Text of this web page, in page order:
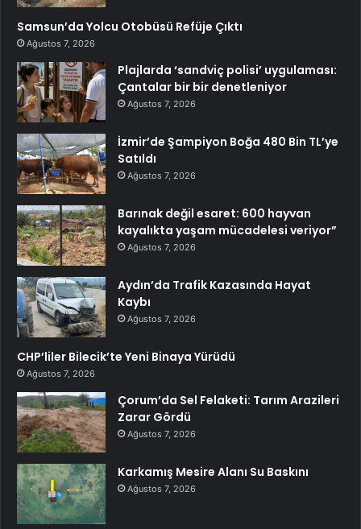
Samsun’da Yolcu Otobüsü Refüje Çıktı
Ağustos 7, 2026
Plajlarda ‘sandviç polisi’ uygulaması:
Çantalar bir bir denetleniyor
Ağustos 7, 2026
İzmir’de Şampiyon Boğa 480 Bin TL’ye
Satıldı
Ağustos 7, 2026
Barınak değil esaret: 600 hayvan
kayalıkta yaşam mücadelesi veriyor”
Ağustos 7, 2026
Aydın’da Trafik Kazasında Hayat
Kaybı
Ağustos 7, 2026
CHP’liler Bilecik’te Yeni Binaya Yürüdü
Ağustos 7, 2026
Çorum’da Sel Felaketi: Tarım Arazileri
Zarar Gördü
Ağustos 7, 2026
Karkamış Mesire Alanı Su Baskını
Ağustos 7, 2026